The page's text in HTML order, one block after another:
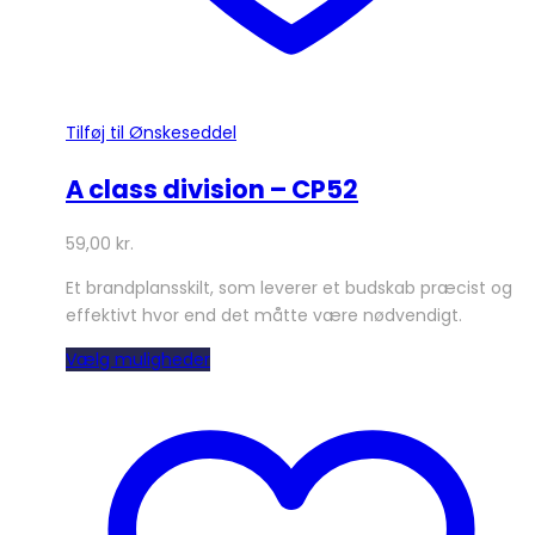
Tilføj til Ønskeseddel
A class division – CP52
59,00 kr.
Et brandplansskilt, som leverer et budskab præcist og
effektivt hvor end det måtte være nødvendigt.
Vælg mulighederDette
flere
varianter.
Mulighederne